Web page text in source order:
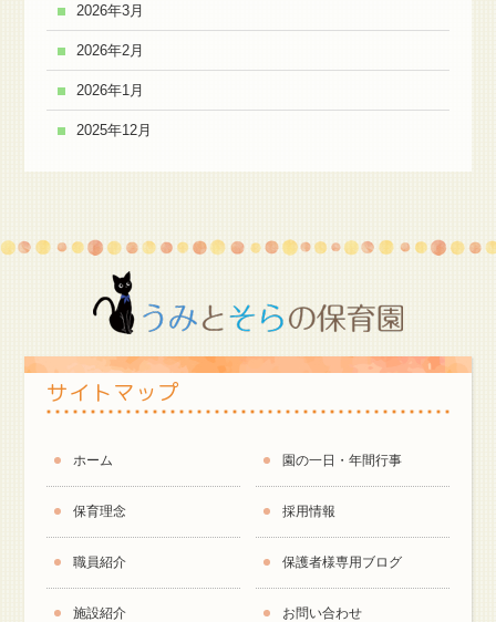
2026年3月
2026年2月
2026年1月
2025年12月
サイトマップ
ホーム
保育理念
職員紹介
施設紹介
園の一日・年間行事
採用情報
保護者様専用ブログ
お問い合わせ